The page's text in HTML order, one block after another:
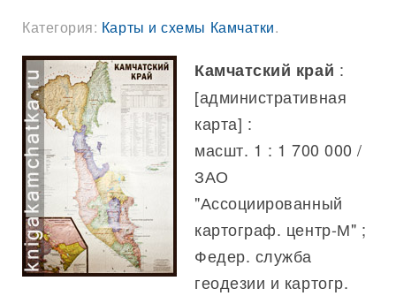
Категория: Карты и схемы Камчатки.
Камчатский край :
[административная
карта] :
масшт. 1 : 1 700 000 /
ЗАО
"Ассоциированный
картограф. центр-М" ;
Федер. служба
геодезии и картогр.